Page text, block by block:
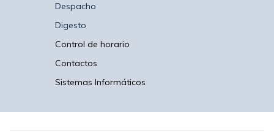
Despacho
Digesto
Control de horario
Contactos
Sistemas Informáticos